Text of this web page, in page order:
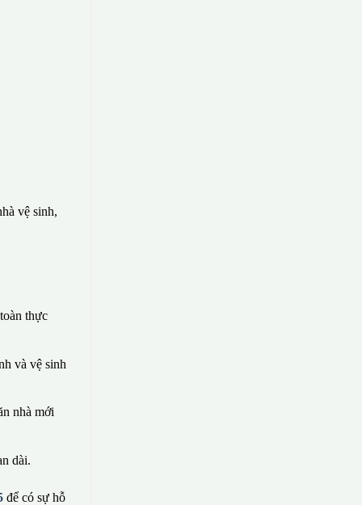
vệ sinh,
thực
và vệ sinh
nhà mới
dài.
để có sự hỗ